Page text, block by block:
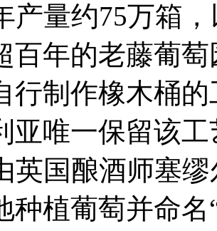
量约75万箱
百年的老藤葡
行制作橡木桶
亚唯一保留该
国酿酒师塞缪
种植葡萄并命名